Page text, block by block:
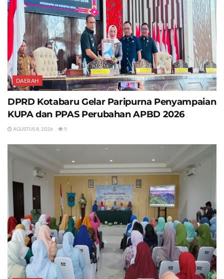
DAERAH
DPRD Kotabaru Gelar Paripurna Penyampaian
KUPA dan PPAS Perubahan APBD 2026
AGUSTUS 8, 2026 5